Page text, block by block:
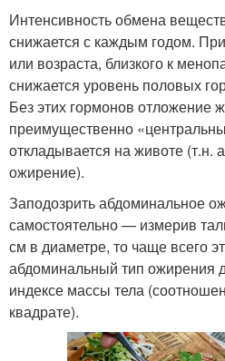
Интенсивность обмена
снижается с каждым годом.
или возраста, близкого к
снижается уровень половых
Без этих гормонов отложение
преимущественно
откладывается на животе (т.н.
ожирение).
Заподозрить абдоминальное
самостоятельно — измерив
см в диаметре, то чаще всего
абдоминальный тип ожирения
индексе массы тела
квадрате).